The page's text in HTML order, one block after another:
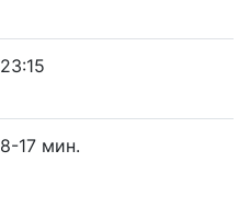
23:15
8-17 мин.